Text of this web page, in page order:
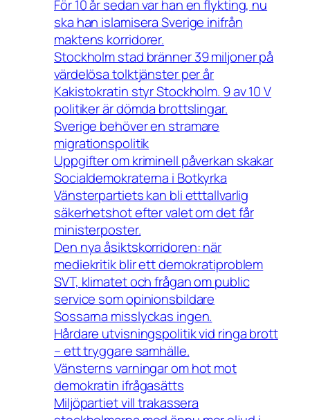
För 10 år sedan var han en flykting, nu
ska han islamisera Sverige inifrån
maktens korridorer.
Stockholm stad bränner 39 miljoner på
värdelösa tolktjänster per år
Kakistokratin styr Stockholm. 9 av 10 V
politiker är dömda brottslingar.
Sverige behöver en stramare
migrationspolitik
Uppgifter om kriminell påverkan skakar
Socialdemokraterna i Botkyrka
Vänsterpartiets kan bli etttallvarlig
säkerhetshot efter valet om det får
ministerposter.
Den nya åsiktskorridoren: när
mediekritik blir ett demokratiproblem
SVT, klimatet och frågan om public
service som opinionsbildare
Sossarna misslyckas ingen.
Hårdare utvisningspolitik vid ringa brott
– ett tryggare samhälle.
Vänsterns varningar om hot mot
demokratin ifrågasätts
Miljöpartiet vill trakassera